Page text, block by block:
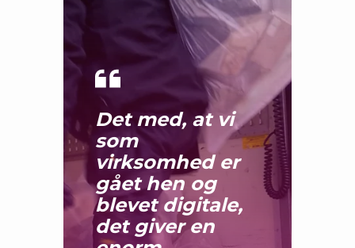
Det med, at vi
som
virksomhed er
gået hen og
blevet digitale,
det giver en